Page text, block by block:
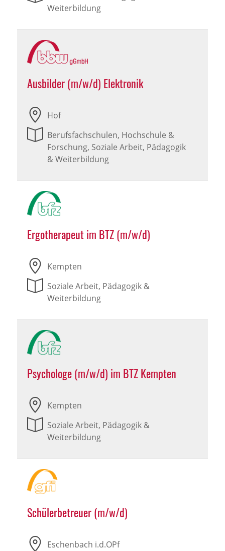
Weiterbildung
Ausbilder (m/w/d) Elektronik
Hof
Berufsfachschulen, Hochschule &
Forschung, Soziale Arbeit, Pädagogik
& Weiterbildung
Ergotherapeut im BTZ (m/w/d)
Kempten
Soziale Arbeit, Pädagogik &
Weiterbildung
Psychologe (m/w/d) im BTZ Kempten
Kempten
Soziale Arbeit, Pädagogik &
Weiterbildung
Schülerbetreuer (m/w/d)
Eschenbach i.d.OPf